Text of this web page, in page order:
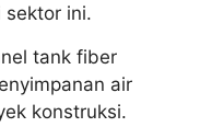
sektor ini.
tank fiber
air
konstruksi.